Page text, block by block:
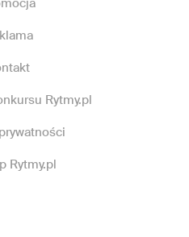
Rytmy.pl
Rytmy.pl